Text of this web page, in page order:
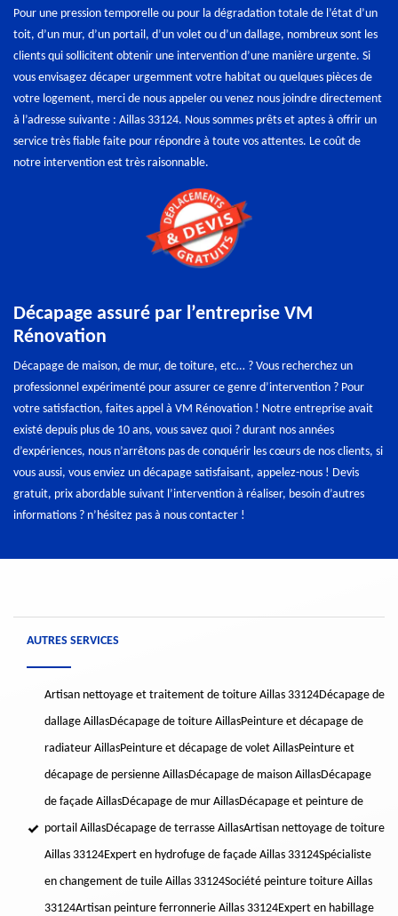
Pour une pression temporelle ou pour la dégradation totale de l’état d’un
toit, d’un mur, d’un portail, d’un volet ou d’un dallage, nombreux sont les
clients qui sollicitent obtenir une intervention d’une manière urgente. Si
vous envisagez décaper urgemment votre habitat ou quelques pièces de
votre logement, merci de nous appeler ou venez nous joindre directement
à l’adresse suivante : Aillas 33124. Nous sommes prêts et aptes à offrir un
service très fiable faite pour répondre à toute vos attentes. Le coût de
notre intervention est très raisonnable.
Décapage assuré par l’entreprise VM
Rénovation
Décapage de maison, de mur, de toiture, etc… ? Vous recherchez un
professionnel expérimenté pour assurer ce genre d’intervention ? Pour
votre satisfaction, faites appel à VM Rénovation ! Notre entreprise avait
existé depuis plus de 10 ans, vous savez quoi ? durant nos années
d’expériences, nous n’arrêtons pas de conquérir les cœurs de nos clients, si
vous aussi, vous enviez un décapage satisfaisant, appelez-nous ! Devis
gratuit, prix abordable suivant l’intervention à réaliser, besoin d’autres
informations ? n’hésitez pas à nous contacter !
AUTRES SERVICES
Artisan nettoyage et traitement de toiture Aillas 33124Décapage de
dallage AillasDécapage de toiture AillasPeinture et décapage de
radiateur AillasPeinture et décapage de volet AillasPeinture et
décapage de persienne AillasDécapage de maison AillasDécapage
de façade AillasDécapage de mur AillasDécapage et peinture de
portail AillasDécapage de terrasse AillasArtisan nettoyage de toiture
Aillas 33124Expert en hydrofuge de façade Aillas 33124Spécialiste
en changement de tuile Aillas 33124Société peinture toiture Aillas
33124Artisan peinture ferronnerie Aillas 33124Expert en habillage